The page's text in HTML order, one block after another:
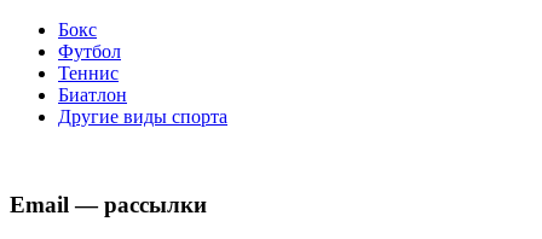
Бокс
Футбол
Теннис
Биатлон
Другие виды спорта
Email — рассылки